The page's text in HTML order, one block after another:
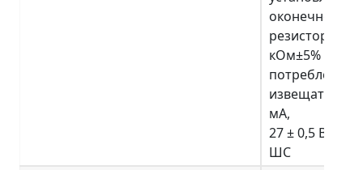
оконечном
резисторе 4,7
кОм±5% и токе
потребления
извещателей
мА,
27 ± 0,5 В при
ШС